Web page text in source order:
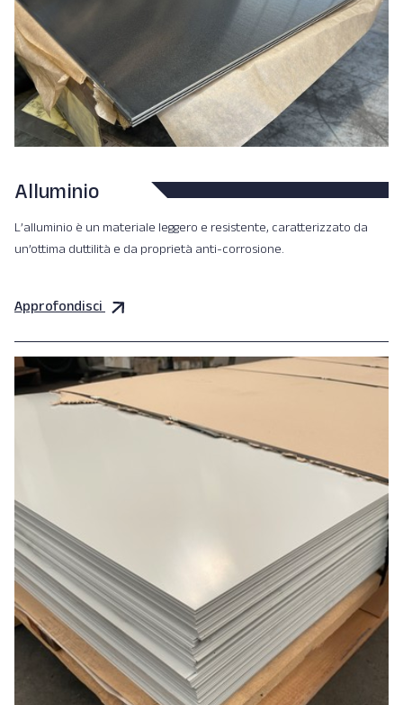
Alluminio
L’alluminio è un materiale leggero e resistente, caratterizzato da
un’ottima duttilità e da proprietà anti-corrosione.
Approfondisci